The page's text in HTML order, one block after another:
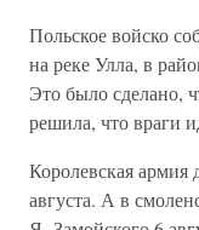
Польское войско
на реке Улла, в
Это было сделано,
решила, что враги
Королевская армия
августа. А в